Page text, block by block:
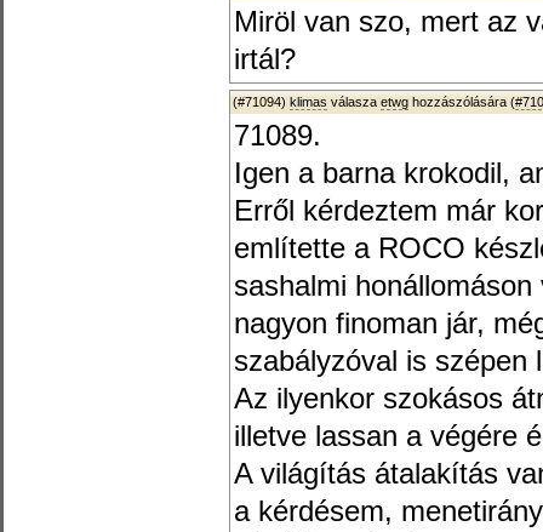
Miröl van szo, mert az
irtál?
(#71094) klimas válasza etwg hozzászólására (
71089.
Igen a barna krokodil,
Erről kérdeztem már
említette a ROCO
sashalmi
nagyon finoman jár,
szabályzóval is szépen
Az ilyenkor szokásos
illetve lassan a végére
A világítás átalakítás
a kérdésem,